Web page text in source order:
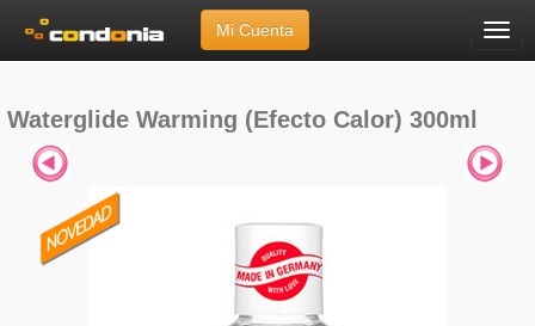
Menú
Mi Cuenta
»Warming (Efecto Calor) 300ml
Waterglide Warming (Efecto Calor) 300ml